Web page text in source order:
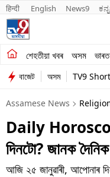
हिन्दी English News9
শেহতীয়া খবৰ অসম ভাৰত
শেহতীয়া খবৰ
অসম
ভাৰত
মনোৰঞ্জন
ব্যৱসায়
বাজেট অসম TV9
Assamese News
Daily
দিনটো? জানক
আজি ২৫ জানুৱাৰী, আপোনাৰ